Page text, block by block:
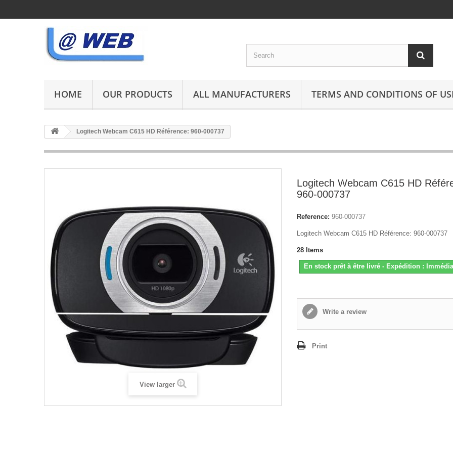
HOME OUR PRODUCTS ALL MANUFACTURERS TERMS AND CONDITIONS OF
Logitech Webcam C615 HD Référence: 960-000737
View larger
Logitech Webcam C615 HD
960-000737
Reference: 960-000737
Logitech Webcam C615 HD Référence: 960-000737
28 Items
En stock prêt à être livré - Expédition :
Write a review
Print